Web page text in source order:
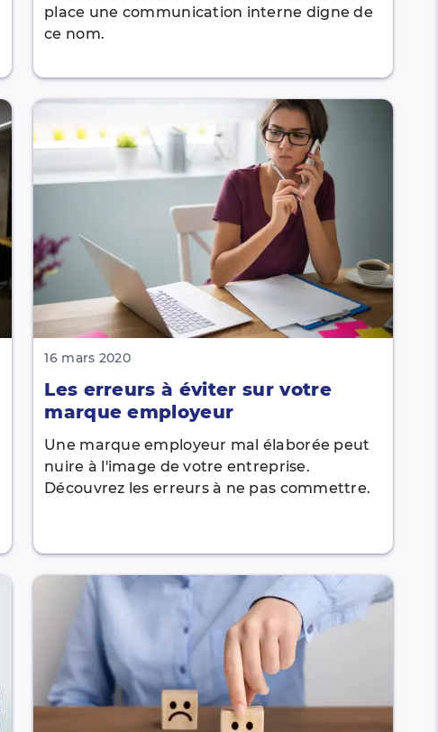
place une communication interne digne de
ce nom.
16 mars 2020
Les erreurs à éviter sur votre
marque employeur
Une marque employeur mal élaborée peut
nuire à l'image de votre entreprise.
Découvrez les erreurs à ne pas commettre.